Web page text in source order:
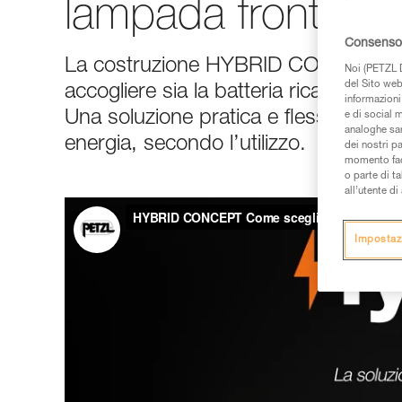
lampada frontale
La costruzione HYBRID CONCEPT
accogliere sia la batteria ricaricabile
Una soluzione pratica e flessibile,
energia, secondo l’utilizzo.
Noi
del Sito
e di social
analoghe
dei nostri
momento
o parte di
all’utente